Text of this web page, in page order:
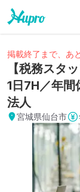
掲載終了まで、あ
【税務スタ
1日7H／年
法人
宮城県仙台市